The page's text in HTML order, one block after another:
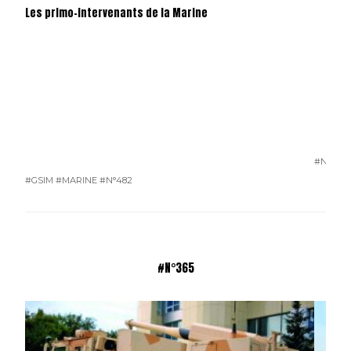
Les primo-intervenants de la Marine
#GSIM #MARINE #N°482
#N°481
#N°365